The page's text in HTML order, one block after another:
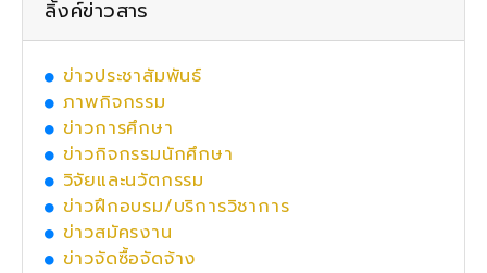
ลิ้งค์ข่าวสาร
ข่าวประชาสัมพันธ์
ภาพกิจกรรม
ข่าวการศึกษา
ข่าวกิจกรรมนักศึกษา
วิจัยและนวัตกรรม
ข่าวฝึกอบรม/บริการวิชาการ
ข่าวสมัครงาน
ข่าวจัดซื้อจัดจ้าง